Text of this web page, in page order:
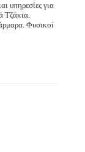
υπηρεσίες για
Τζάκια.
Φυσικοί